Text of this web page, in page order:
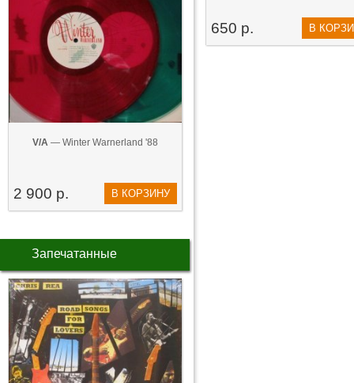
V/A — Winter Warnerland '88
2 900 р. В КОРЗИНУ
Запечатанные
650 р. В